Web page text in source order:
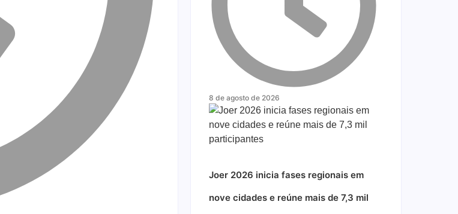
8 de agosto de 2026
Joer 2026 inicia fases regionais em
nove cidades e reúne mais de 7,3 mil